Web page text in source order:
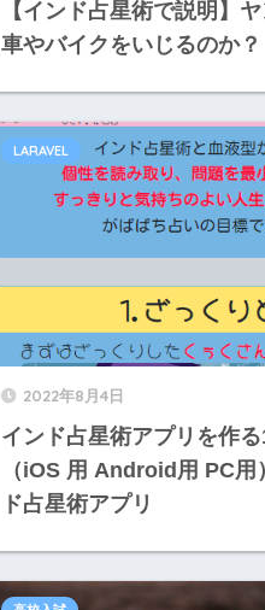
【インド占星術で説明】
車やバイクをいじるのか？
2022年8月4日
インド占星術アプリを作
（iOS 用 Android用
ド占星術アプリ
LARAVEL